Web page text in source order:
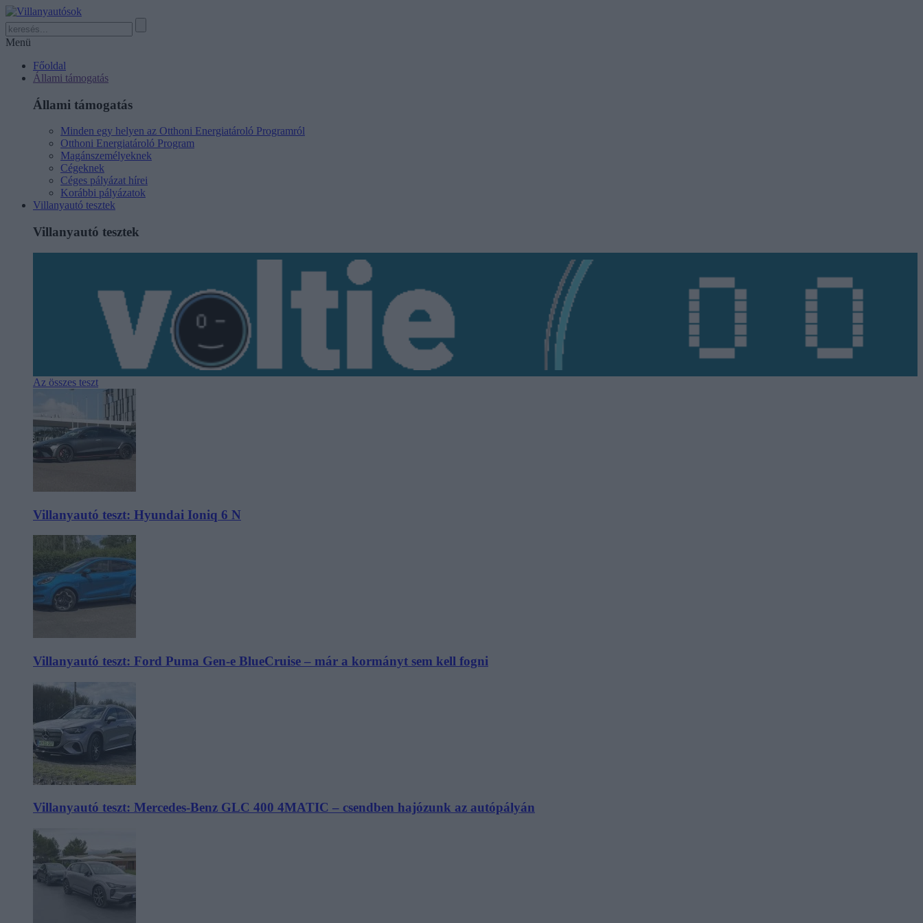
Menü
Főoldal
Állami támogatás
Állami támogatás
Minden egy helyen az Otthoni Energiatároló Programról
Otthoni Energiatároló Program
Magánszemélyeknek
Cégeknek
Céges pályázat hírei
Korábbi pályázatok
Villanyautó tesztek
Villanyautó tesztek
Az összes teszt
Villanyautó teszt: Hyundai Ioniq 6 N
Villanyautó teszt: Ford Puma Gen-e BlueCruise – már a kormányt sem kell fogni
Villanyautó teszt: Mercedes-Benz GLC 400 4MATIC – csendben hajózunk az autópályán